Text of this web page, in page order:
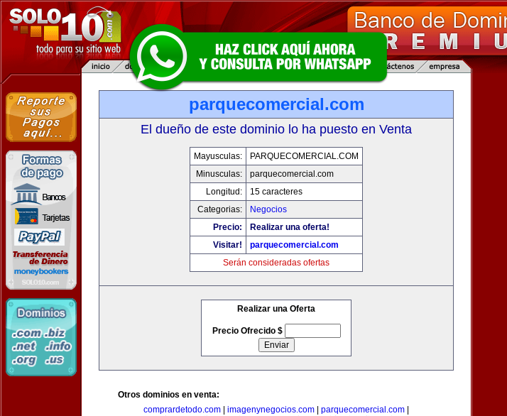
parquecomercial.com
El dueño de este dominio lo ha puesto en Venta
Mayusculas:
PARQUECOMERCIAL.COM
Minusculas:
parquecomercial.com
Longitud:
15 caracteres
Categorias:
Negocios
Precio:
Realizar una oferta!
Visitar!
parquecomercial.com
Serán consideradas ofertas
Realizar una Oferta
Precio Ofrecido $
Otros dominios en venta:
comprardetodo.com
imagenynegocios.com parquecomercial.com